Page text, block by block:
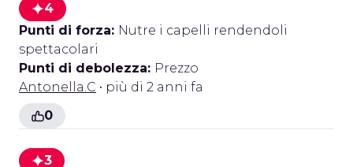
4
Punti di forza: Nutre i capelli rendendoli
spettacolari
Punti di debolezza: Prezzo
Antonella.C • più di 2 anni fa
0
3